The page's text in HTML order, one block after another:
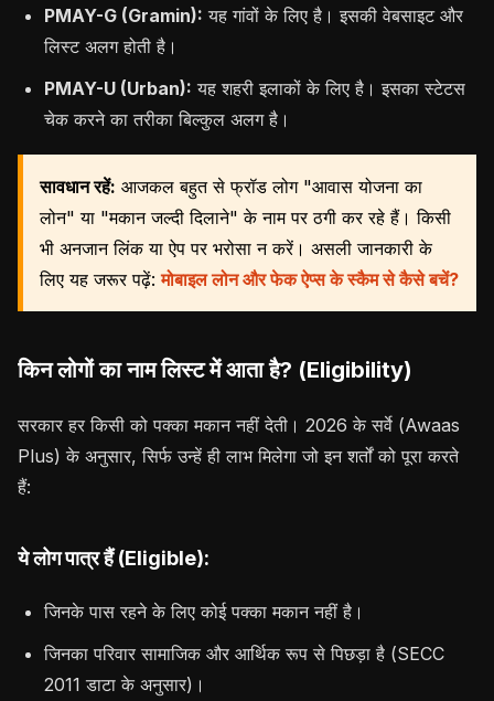
PMAY-G (Gramin): यह गांवों के लिए है। इसकी वेबसाइट और
लिस्ट अलग होती है।
PMAY-U (Urban): यह शहरी इलाकों के लिए है। इसका स्टेटस
चेक करने का तरीका बिल्कुल अलग है।
सावधान रहें: आजकल बहुत से फ्रॉड लोग "आवास योजना का
लोन" या "मकान जल्दी दिलाने" के नाम पर ठगी कर रहे हैं। किसी
भी अनजान लिंक या ऐप पर भरोसा न करें। असली जानकारी के
लिए यह जरूर पढ़ें:मोबाइल लोन और फेक ऐप्स के स्कैम से कैसे बचें?
किन लोगों का नाम लिस्ट में आता है? (Eligibility)
सरकार हर किसी को पक्का मकान नहीं देती। 2026 के सर्वे (Awaas
Plus) के अनुसार, सिर्फ उन्हें ही लाभ मिलेगा जो इन शर्तों को पूरा करते
हैं:
ये लोग पात्र हैं (Eligible):
जिनके पास रहने के लिए कोई पक्का मकान नहीं है।
जिनका परिवार सामाजिक और आर्थिक रूप से पिछड़ा है (SECC
2011 डाटा के अनुसार)।